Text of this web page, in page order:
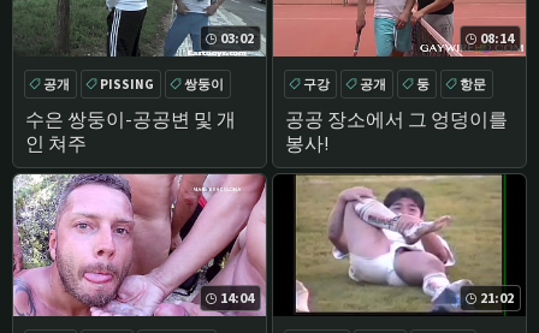
03:02
수은 쌍둥이-공공변 및 개
인 쳐주
공개 PISSING
쌍둥이
TWINKS
08:14
공공 장소에서 그 엉덩이를
봉사!
구강 공개 둥 항문
14:04 21:02